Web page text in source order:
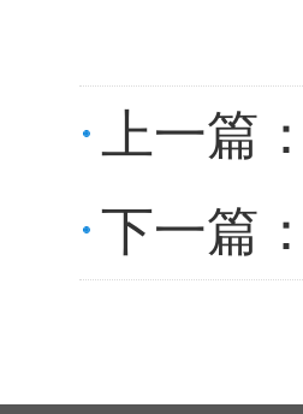
上一篇：
下一篇：